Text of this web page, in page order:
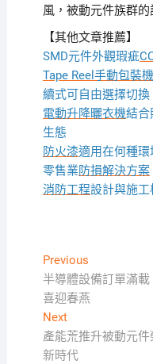
風，被動元件族群
【其他文章推薦】
SMD元件外觀瑕疵
Tape Reel手動包裝機
續式可自由選擇切換
電動升降曬衣機結合
生態
防火漆適用在何種環
零售業防損解決方案
消防工程設計與施工
文
章
導
覽
PreviousPrevious
post:
半導體設備訂單滿
喜迎春燕
NextNext
post:
產能荒推升被動元
新時代